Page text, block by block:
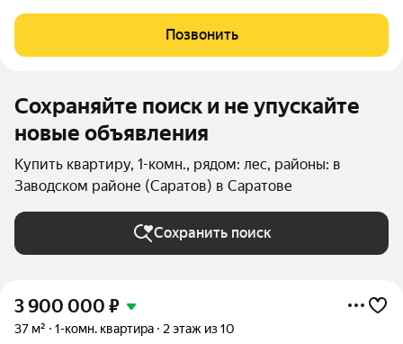
косметический ремонт. + коммуникации в хорошем рабочем
состоянии. + удобная прихожая +
Позвонить
Сохраняйте поиск и не упускайте
новые объявления
Купить квартиру, 1-комн., рядом: лес, районы: в
Заводском районе (Саратов) в Саратове
Сохранить поиск
3 900 000 ₽
37 м² 1-комн. квартира 2 этаж из 10